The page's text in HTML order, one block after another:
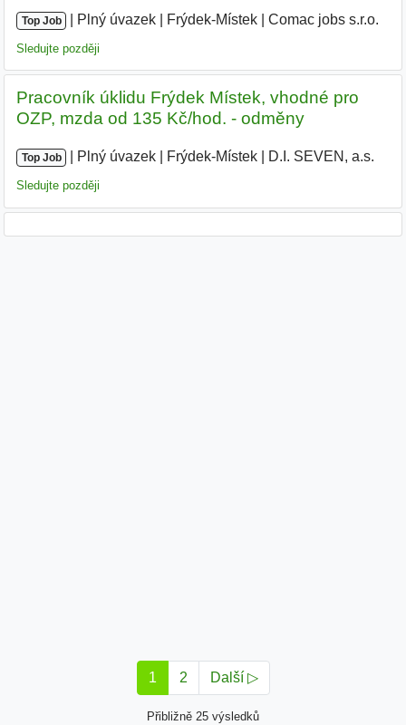
Top Job Plný úvazek Frýdek-Místek Comac jobs s.r.o.
Sledujte později
Pracovník úklidu Frýdek Místek, vhodné pro
OZP, mzda od 135 Kč/hod. - odměny
Top Job Plný úvazek Frýdek-Místek D.I. SEVEN, a.s.
Sledujte později
1 2 Další ▷
Přibližně 25 výsledků